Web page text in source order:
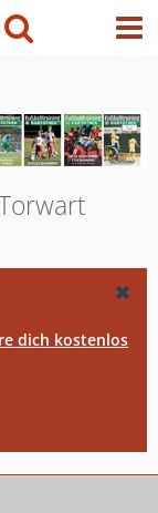
dich kostenlos